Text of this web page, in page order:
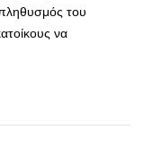
πληθυσμός του
να